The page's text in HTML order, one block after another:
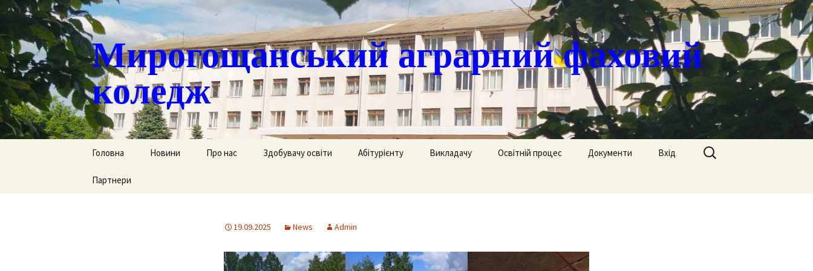
Мирогощанський аграрний фаховий
коледж
контенту
Головна Новини Про нас
акредитацію освітньо-
професійних програм
Здобувачу освіти
Графік екзаменів та
Абітурієнту Викладачу
Педагогічний Оскар
Освітній процес
Технологія
Документи Вхід
Партнери
Пошук:
19.09.2025 News Admin